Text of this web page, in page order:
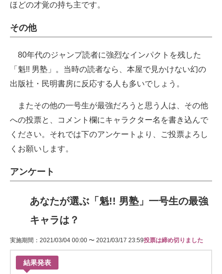
ほどの才覚の持ち主です。
その他
80年代のジャンプ読者に強烈なインパクトを残した
「魁!! 男塾」。当時の読者なら、本屋で見かけない幻の
出版社・民明書房に反応する人も多いでしょう。
またその他の一号生が最強だろうと思う人は、その他
への投票と、コメント欄にキャラクター名を書き込んで
ください。それでは下のアンケートより、ご投票よろし
くお願いします。
アンケート
あなたが選ぶ「魁!! 男塾」一号生の最強
キャラは？
実施期間：2021/03/04 00:00 〜 2021/03/17 23:59投票は締め切りました
結果発表